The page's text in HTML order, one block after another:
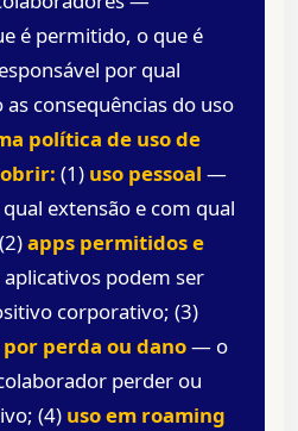
é permitido, o que é
por qual
consequências do uso
política de uso de
(1) uso pessoal —
extensão e com qual
apps permitidos e
podem ser
corporativo; (3)
perda ou dano— o
perder ou
(4) uso em roaming